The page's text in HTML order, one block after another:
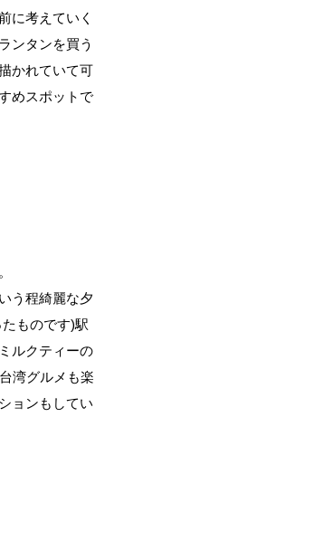
に考えていく
ンタンを買う
かれていて可
めスポットで
う程綺麗な夕
ものです)駅
ルクティーの
湾グルメも楽
ョンもしてい